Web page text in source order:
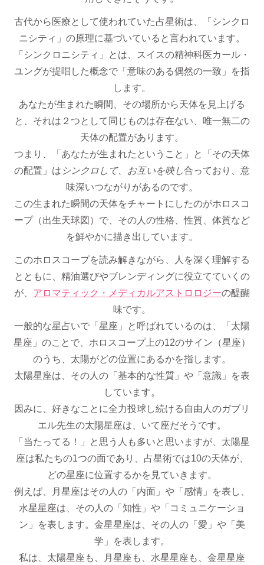
古代から医療として使われていた占星術は、「シンクロ
ニシティ」の原理に基づいていると言われています。
「シンクロニシティ」とは、スイスの精神科医カール・
ユングが提唱した概念で「意味のある偶然の一致」を指
します。
あなたが生まれた瞬間、その場所から天体を見上げる
と、それは２つとして同じものは存在ない、唯一無二の
天体の配置があります。
つまり、「あなたが生まれたということ」と「その天体
の配置」は シンクロして、お互いを映し合っており、意
味深いつながりがあるのです。
この生まれた瞬間の天体をチャートにしたのがホロスコ
ープ（出生天球図）で、その人の性格、性質、体質など
を鮮やかに描き出しています。
このホロスコープを読み解きながら、人を深く理解する
とともに、精油選びやブレンディングに役立てていくの
が、 アロマティック・メディカルアストロロジーの醍醐
味です。
一般的な星占いで「星座」と呼ばれているのは、「太陽
星座」のことで、ホロスコープ上の12のサイン（星座）
のうち、太陽がどの位置にあるかを指します。
太陽星座は、その人の「基本的な性質」や「意識」を表
しています。
因みに、好きなことに全力投球し続ける自由人のガブリ
エル先生の太陽星座は、いて座だそうです。
「当たってる！」と思う人も多いと思いますが、太陽星
座は私たちの1つの面であり、占星術では10の天体が、
どの星座に位置するかを見ていきます。
例えば、月星座はその人の「内面」や「感情」を表し、
水星星座は、その人の「知性」や「コミュニケーショ
ン」を表します。金星星座は、その人の「愛」や「美
学」を表します。
私は、太陽星座も、月星座も、水星星座も、金星星座